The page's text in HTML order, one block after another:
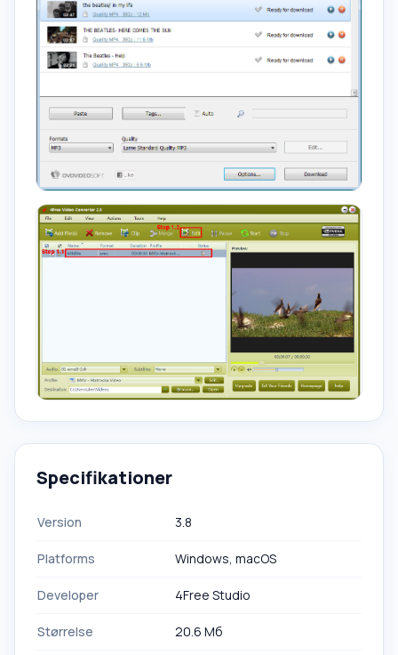
Specifikationer
Version 3.8
Platforms Windows, macOS
Developer 4Free Studio
Størrelse 20.6 Мб